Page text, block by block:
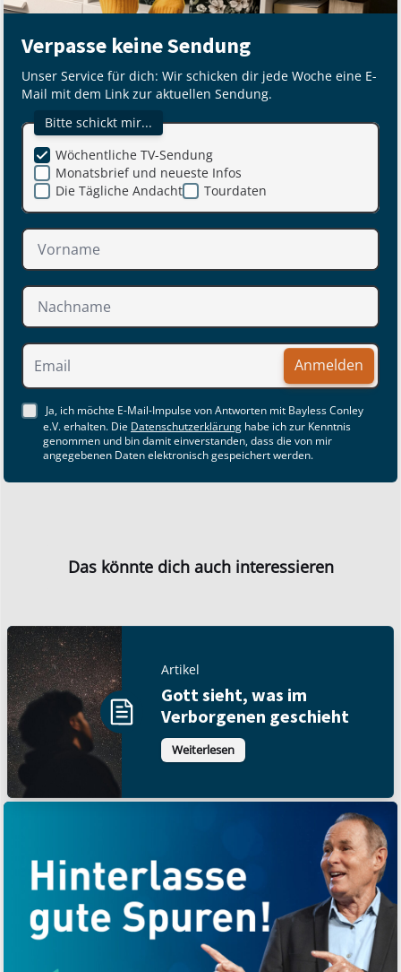
Verpasse keine Sendung
Unser Service für dich: Wir schicken dir jede Woche eine E-
Mail mit dem Link zur aktuellen Sendung.
Bitte schickt mir...
Monatsbrief und neueste Infos
Die Tägliche Andacht
Wöchentliche TV-Sendung
Tourdaten
Anmelden
Ja, ich möchte E-Mail-Impulse von Antworten mit Bayless Conley
e.V. erhalten. Die Datenschutzerklärung habe ich zur Kenntnis
genommen und bin damit einverstanden, dass die von mir
angegebenen Daten elektronisch gespeichert werden.
Das könnte dich auch interessieren
Artikel
Gott sieht, was im
Verborgenen geschieht
Weiterlesen